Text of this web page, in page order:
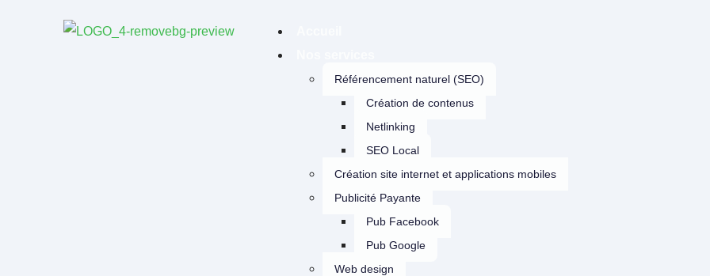
Référencement naturel (SEO)
Création de contenus
Netlinking
SEO Local
Création site internet et applications mobiles
Publicité Payante
Pub Facebook
Pub Google
Web design